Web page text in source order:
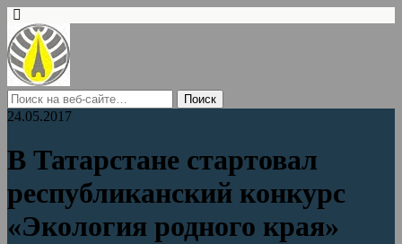
24.05.2017
В Татарстане стартовал
республиканский конкурс
«Экология родного края»